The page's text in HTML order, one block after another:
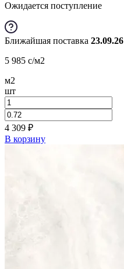
Ожидается поступление
Ближайшая поставка 23.09.26
5 985 c/м2
м2
шт
4 309 ₽
В корзину